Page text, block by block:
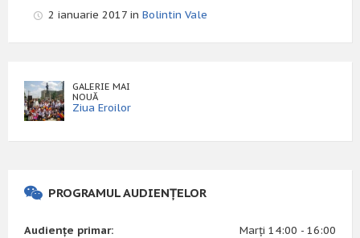
2 ianuarie 2017 in Bolintin Vale
GALERIE MAI
NOUĂ
Ziua Eroilor
PROGRAMUL AUDIENȚELOR
Audiențe primar:
Marți 14:00 - 16:00